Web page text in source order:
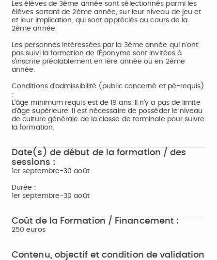
Les élèves de 3ème année sont sélectionnés parmi les
élèves sortant de 2ème année, sur leur niveau de jeu et
et leur implication, qui sont appréciés au cours de la
2ème année.
Les personnes intéressées par la 3ème année qui n'ont
pas suivi la formation de l'Éponyme sont invitées à
s'inscrire préalablement en 1ère année ou en 2ème
année.
Conditions d'admissibilité (public concerné et pé-requis)
:
L'âge minimum requis est de 19 ans. Il n'y a pas de limite
d'âge supérieure. Il est nécessaire de posséder le niveau
de culture générale de la classe de terminale pour suivre
la formation.
Date(s) de début de la formation / des
sessions :
1er septembre-30 août
Durée :
1er septembre-30 août
Coût de la Formation / Financement :
250 euros
Contenu, objectif et condition de validation